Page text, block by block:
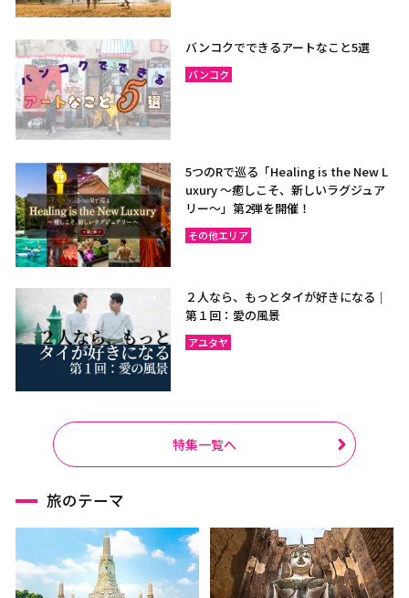
バンコクでできるアートなこと5選
バンコク
5つのRで巡る「Healing is the New L
uxury ～癒しこそ、新しいラグジュア
リー〜」第2弾を開催！
その他エリア
２人なら、もっとタイが好きになる｜
第１回：愛の風景
アユタヤ
特集一覧へ
旅のテーマ